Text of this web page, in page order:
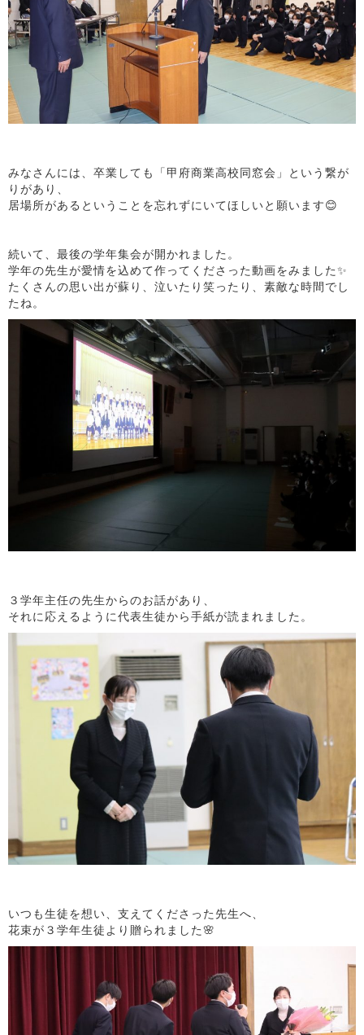
みなさんには、卒業しても「甲府商業高校同窓会」という繋が
りがあり、
居場所があるということを忘れずにいてほしいと願います😊
続いて、最後の学年集会が開かれました。
学年の先生が愛情を込めて作ってくださった動画をみました✨
たくさんの思い出が蘇り、泣いたり笑ったり、素敵な時間でし
たね。
３学年主任の先生からのお話があり、
それに応えるように代表生徒から手紙が読まれました。
いつも生徒を想い、支えてくださった先生へ、
花束が３学年生徒より贈られました🌸